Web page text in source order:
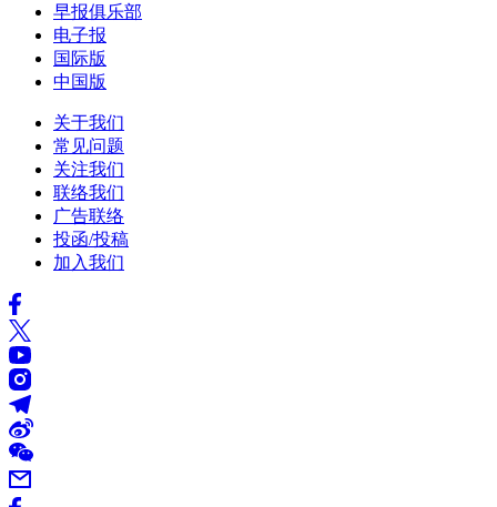
早报俱乐部
电子报
国际版
中国版
关于我们
常见问题
关注我们
联络我们
广告联络
投函/投稿
加入我们